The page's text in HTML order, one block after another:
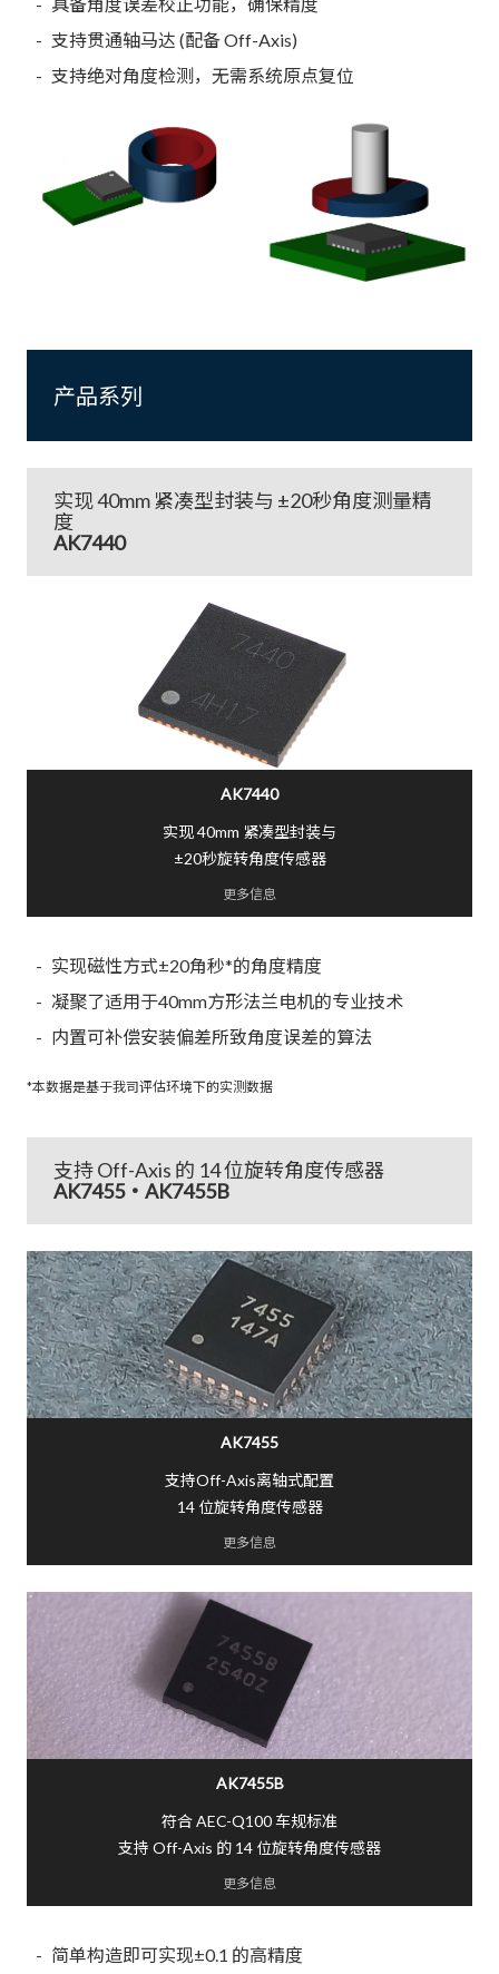
支持贯通轴马达 (配备 Off-Axis)
支持绝对角度检测，无需系统原点复位
产品系列
实现 40mm 紧凑型封装与 ±20秒角度测量精
度
AK7440
AK7440
实现 40mm 紧凑型封装与
±20秒旋转角度传感器
更多信息
实现磁性方式±20角秒*的角度精度
凝聚了适用于40mm方形法兰电机的专业技术
内置可补偿安装偏差所致角度误差的算法
*本数据是基于我司评估环境下的实测数据
支持 Off-Axis 的 14 位旋转角度传感器
AK7455・AK7455B
AK7455
支持Off-Axis离轴式配置
14 位旋转角度传感器
更多信息
AK7455B
符合 AEC-Q100 车规标准
支持 Off-Axis 的 14 位旋转角度传感器
更多信息
简单构造即可实现±0.1 的高精度